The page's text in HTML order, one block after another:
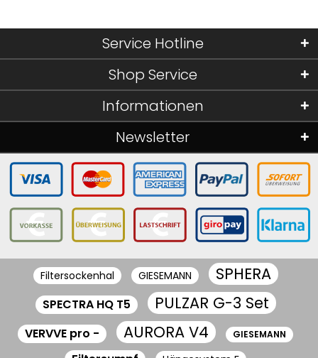
Service Hotline
Shop Service
Informationen
Newsletter
Filtersockenhal GIESEMANN SPHERA
SPECTRA HQ T5 PULZAR G-3 Set
VERVVE pro - AURORA V4 GIESEMANN